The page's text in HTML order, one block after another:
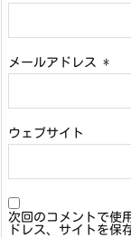
メールアドレス *
ウェブサイト
次回のコメントで使
ドレス、サイトを保